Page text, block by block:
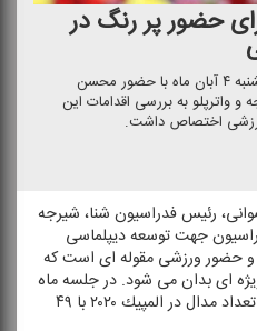
حضور پر رنگ در
برنامه ورزش و روابط بین الملل پنجشنبه ۴ آبان ماه با حضور محسن
واترپلو به بررسی اقدامات این
اختصاص داشت.
رئیس فدراسیون شنا، شیرجه
جهت توسعه دیپلماسی
و حضور ورزشی مقوله ای است كه
ای بدان می شود. در جلسه ماه
گذشته IOC فدراسیون شنا از نظر تعداد مدال در المپیك ۲۰۲۰ با ۴۹